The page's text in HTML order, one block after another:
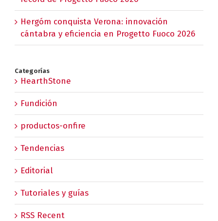
Hergóm conquista Verona: innovación
cántabra y eficiencia en Progetto Fuoco 2026
Categorías
HearthStone
Fundición
productos-onfire
Tendencias
Editorial
Tutoriales y guías
RSS Recent